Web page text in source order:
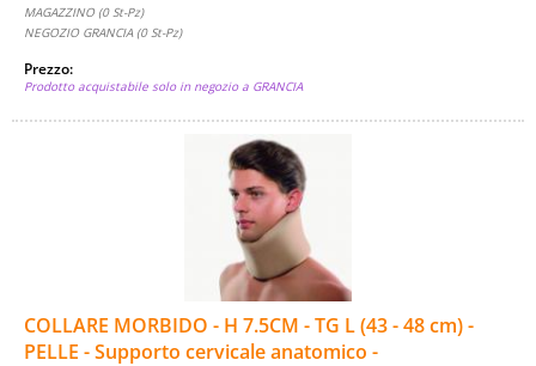
MAGAZZINO (0 St-Pz)
NEGOZIO GRANCIA (0 St-Pz)
Prezzo:
Prodotto acquistabile solo in negozio a GRANCIA
COLLARE MORBIDO - H 7.5CM - TG L (43 - 48 cm) -
PELLE - Supporto cervicale anatomico -